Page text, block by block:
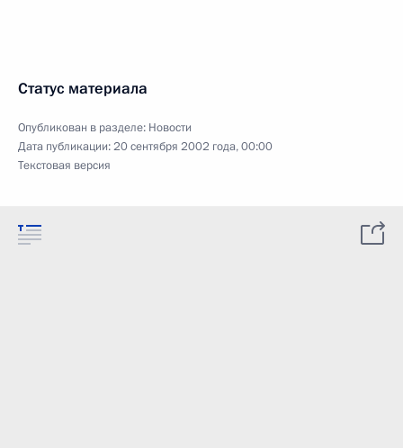
Статус материала
Опубликован в разделе: Новости
Дата публикации:20 сентября 2002 года, 00:00
Текстовая версия